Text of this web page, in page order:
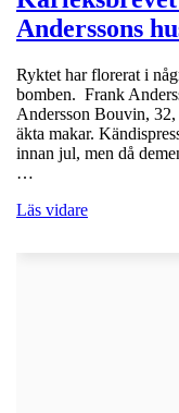
Anderssons
Ryktet har florerat i
bomben. Frank
Andersson Bouvin,
äkta makar.
innan jul, men då
…
Läs vidare